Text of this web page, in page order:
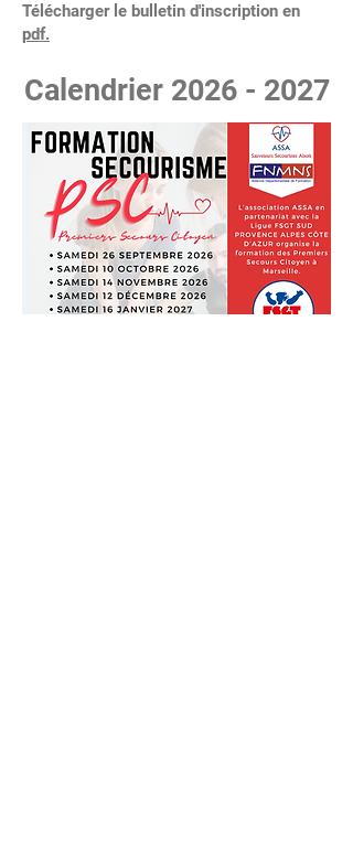
Télécharger le bulletin d'inscription en
pdf.
Calendrier 2026- 2027